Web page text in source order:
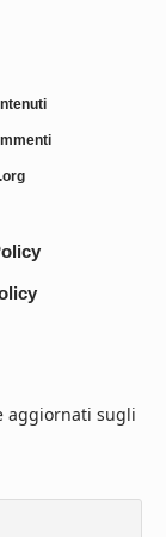
aggiornati sugli